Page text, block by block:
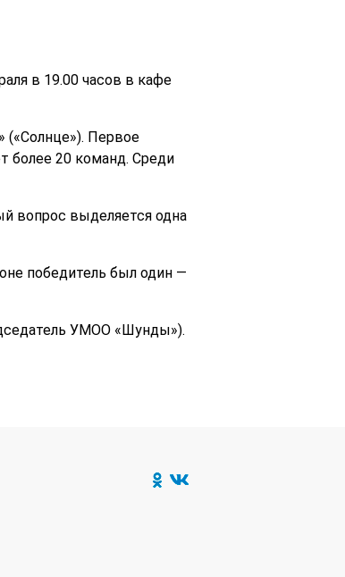
в 19.00 часов в кафе
(«Солнце»). Первое
более 20 команд. Среди
вопрос выделяется одна
победитель был один —
УМОО «Шунды»).